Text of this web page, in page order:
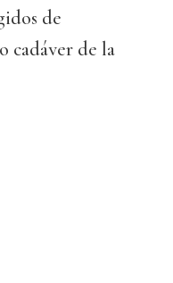
de
cadáver de la